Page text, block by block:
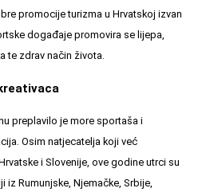
promocije turizma u Hrvatskoj izvan
događaje promovira se lijepa,
te zdrav način života.
preplavilo je more sportaša i
Osim natjecatelja koji već
i Slovenije, ove godine utrci su
iz Rumunjske, Njemačke, Srbije,